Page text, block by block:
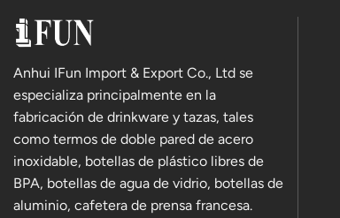
Anhui IFun Import & Export Co., Ltd se
especializa principalmente en la
fabricación de drinkware y tazas, tales
como termos de doble pared de acero
inoxidable, botellas de plástico libres de
BPA, botellas de agua de vidrio, botellas de
aluminio, cafetera de prensa francesa.